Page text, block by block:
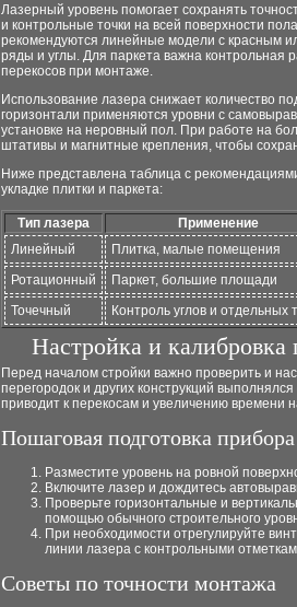
Лазерный уровень помогает сохранять
и контрольные точки на всей поверхности
рекомендуются линейные модели с красным
ряды и углы. Для паркета важна контрольная
перекосов при монтаже.
Использование лазера снижает количество
горизонтали применяются уровни с
установке на неровный пол. При работе на
штативы и магнитные крепления, чтобы
Ниже представлена таблица с
укладке плитки и паркета:
Тип лазера Применение
Линейный
Плитка, малые помещения
Ротационный
Паркет, большие площади
Точечный
Контроль углов и отдельных
Настройка и калибровка
Перед началом стройки важно проверить и
перегородок и других конструкций
приводит к перекосам и увеличению времени
Пошаговая подготовка прибора
Разместите уровень на ровной
Включите лазер и дождитесь
Проверьте горизонтальные и
помощью обычного строительного
При необходимости отрегулируйте
линии лазера с контрольными
Советы по точности монтажа